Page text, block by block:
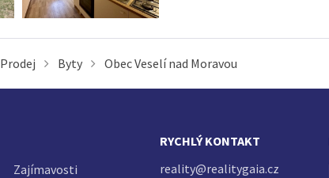
Prodej Byty Obec Veselí nad Moravou
Zajímavosti
RYCHLÝ KONTAKT
reality@realitygaia.cz